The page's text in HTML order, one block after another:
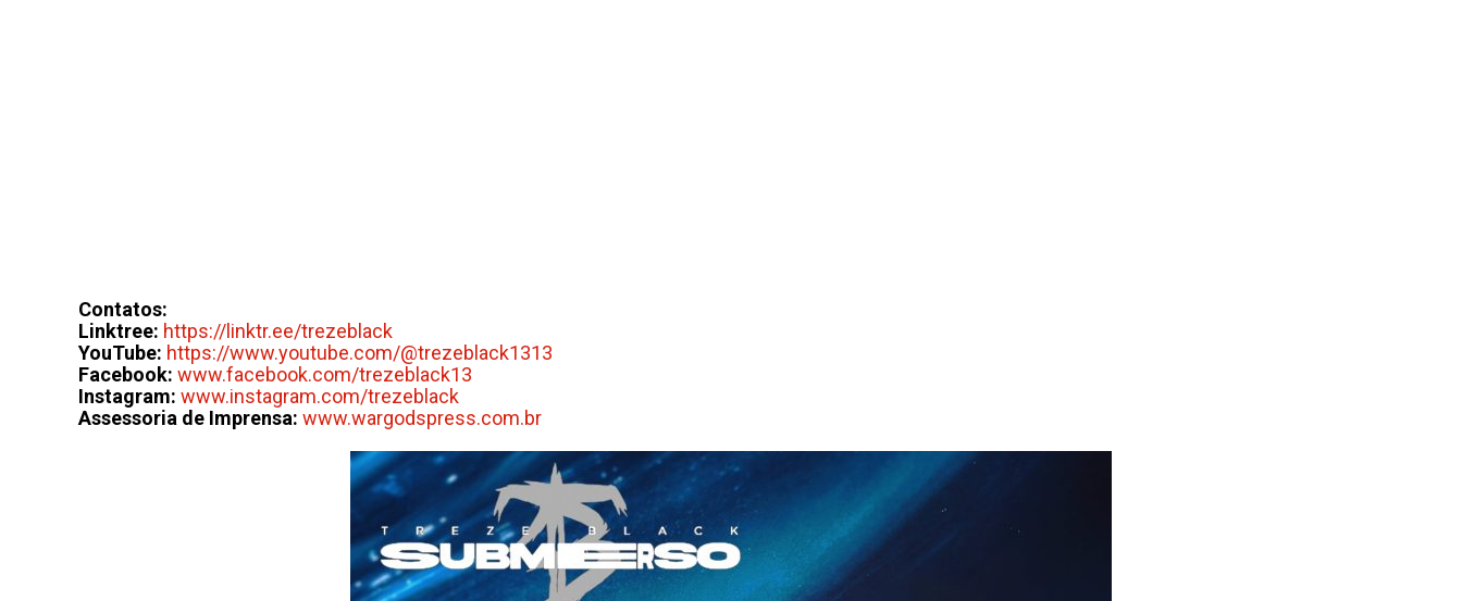
Contatos:
Linktree: https://linktr.ee/trezeblack
YouTube: https://www.youtube.com/@trezeblack1313
Facebook: www.facebook.com/trezeblack13
Instagram: www.instagram.com/trezeblack
Assessoria de Imprensa: www.wargodspress.com.br